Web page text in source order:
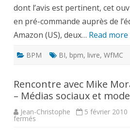
dont l’avis est pertinent, cet
en pré-commande auprès de
Amazon (US), deux… Read more
BPM BI, bpm, livre, WfMC
Rencontre avec Mike
– Médias sociaux et
Jean-Christophe 5 février 2010
fermés